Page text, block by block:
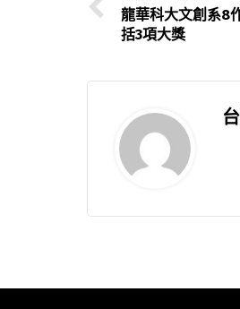
龍華科大文創系8
括3項大獎